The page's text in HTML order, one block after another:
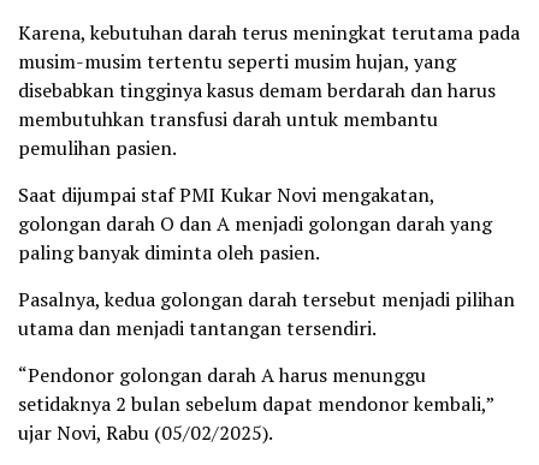
Karena, kebutuhan darah terus meningkat terutama pada
musim-musim tertentu seperti musim hujan, yang
disebabkan tingginya kasus demam berdarah dan harus
membutuhkan transfusi darah untuk membantu
pemulihan pasien.
Saat dijumpai staf PMI Kukar Novi mengakatan,
golongan darah O dan A menjadi golongan darah yang
paling banyak diminta oleh pasien.
Pasalnya, kedua golongan darah tersebut menjadi pilihan
utama dan menjadi tantangan tersendiri.
“Pendonor golongan darah A harus menunggu
setidaknya 2 bulan sebelum dapat mendonor kembali,”
ujar Novi, Rabu (05/02/2025).